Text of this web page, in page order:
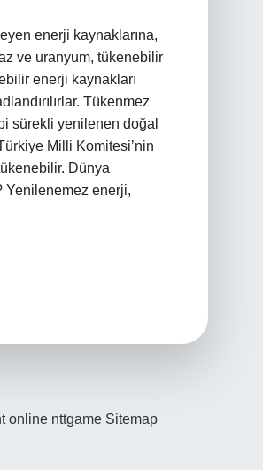
enerji kaynaklarına,
ve uranyum, tükenebilir
enerji kaynakları
Tükenmez
sürekli yenilenen doğal
Milli Komitesi’nin
Dünya
Yenilenemez enerji,
online nttgame Sitemap